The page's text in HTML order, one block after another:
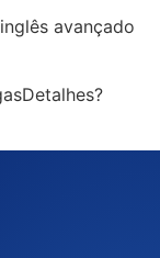
avançado